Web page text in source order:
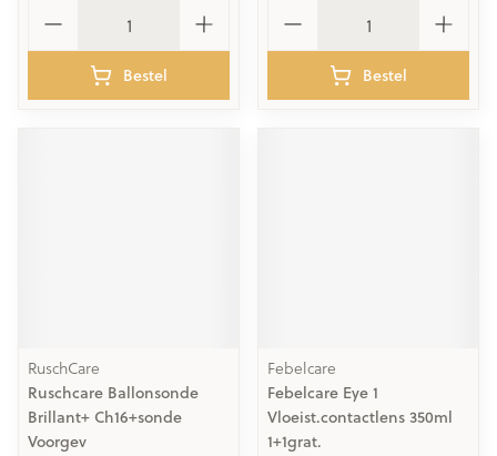
Bestel Bestel
RuschCare
Ruschcare Ballonsonde
Brillant+ Ch16+sonde
Voorgev
Febelcare
Febelcare Eye 1
Vloeist.contactlens 350ml
1+1grat.